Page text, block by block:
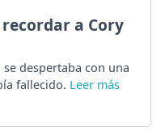
a Cory
despertaba con una
fallecido.